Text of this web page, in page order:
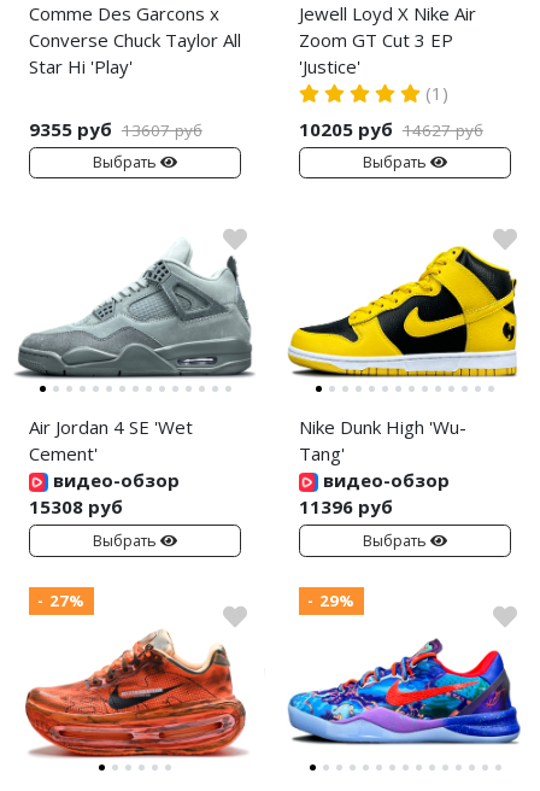
Comme Des Garcons x
Converse Chuck Taylor All
Star Hi 'Play'
9355 руб 13607 руб
Выбрать
Jewell Loyd X Nike Air
Zoom GT Cut 3 EP
'Justice'
(1)
10205 руб 14627 руб
Выбрать
Air Jordan 4 SE 'Wet
Cement'
видео-обзор
15308 руб
Выбрать
Nike Dunk High 'Wu-
Tang'
видео-обзор
11396 руб
Выбрать
- 27% - 29%